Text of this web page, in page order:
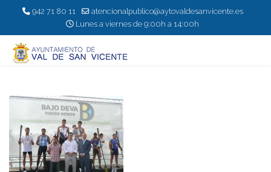
942 71 80 11
atencionalpublico@aytovaldesanvicente.es
Lunes a viernes de 9:00h a 14:00h